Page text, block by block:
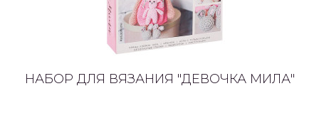
НАБОР ДЛЯ ВЯЗАНИЯ "ДЕВОЧКА МИЛА"